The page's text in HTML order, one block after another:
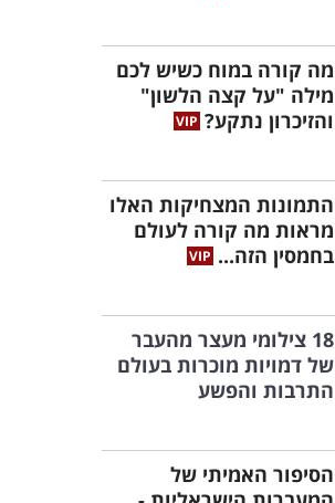
מה קורה במוח כשיש לכם
מילה "על קצה הלשון"
והזיכרון נתקע?
התמונות המצחיקות האלו
מראות מה קורה לעולם
בחמסין הזה...
18 צילומי מעצר מהעבר
של דמויות מוכרות בעולם
התרבות והפשע
הסיפור האמיתי של